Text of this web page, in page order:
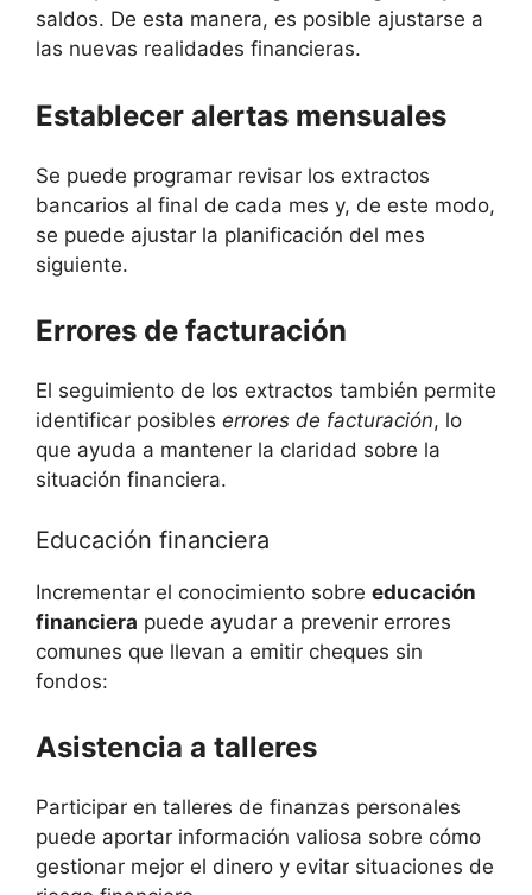
saldos. De esta manera, es posible ajustarse a
las nuevas realidades financieras.
Establecer alertas mensuales
Se puede programar revisar los extractos
bancarios al final de cada mes y, de este modo,
se puede ajustar la planificación del mes
siguiente.
Errores de facturación
El seguimiento de los extractos también permite
identificar posibles errores de facturación, lo
que ayuda a mantener la claridad sobre la
situación financiera.
Educación financiera
Incrementar el conocimiento sobre educación
financiera puede ayudar a prevenir errores
comunes que llevan a emitir cheques sin
fondos:
Asistencia a talleres
Participar en talleres de finanzas personales
puede aportar información valiosa sobre cómo
gestionar mejor el dinero y evitar situaciones de